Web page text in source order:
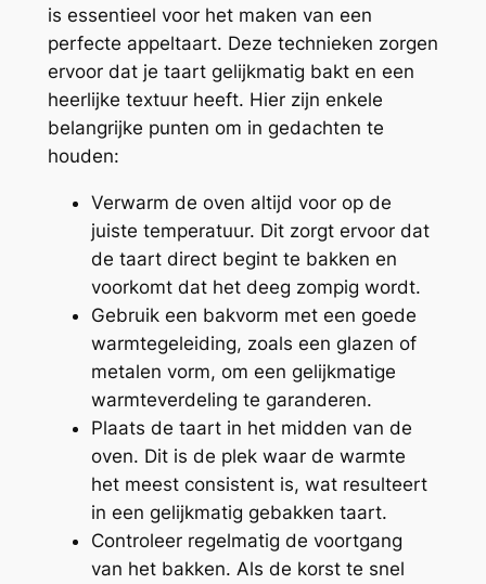
is essentieel voor het maken van een
perfecte appeltaart. Deze technieken zorgen
ervoor dat je taart gelijkmatig bakt en een
heerlijke textuur heeft. Hier zijn enkele
belangrijke punten om in gedachten te
houden:
Verwarm de oven altijd voor op de
juiste temperatuur. Dit zorgt ervoor dat
de taart direct begint te bakken en
voorkomt dat het deeg zompig wordt.
Gebruik een bakvorm met een goede
warmtegeleiding, zoals een glazen of
metalen vorm, om een gelijkmatige
warmteverdeling te garanderen.
Plaats de taart in het midden van de
oven. Dit is de plek waar de warmte
het meest consistent is, wat resulteert
in een gelijkmatig gebakken taart.
Controleer regelmatig de voortgang
van het bakken. Als de korst te snel